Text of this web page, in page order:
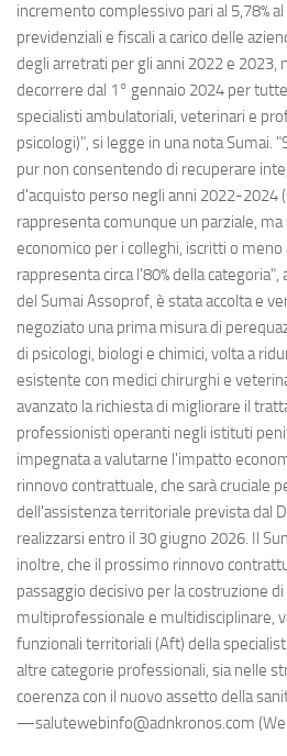
incremento complessivo pari al 5,78%
previdenziali e fiscali a carico delle
degli arretrati per gli anni 2022 e 2023,
decorrere dal 1° gennaio 2024 per
specialisti ambulatoriali, veterinari e
psicologi)", si legge in una nota Sumai.
pur non consentendo di recuperare
d'acquisto perso negli anni 2022-2024
rappresenta comunque un parziale,
economico per i colleghi, iscritti o meno
rappresenta circa l'80% della
del Sumai Assoprof, è stata accolta e
negoziato una prima misura di
di psicologi, biologi e chimici, volta a
esistente con medici chirurghi e
avanzato la richiesta di migliorare il
professionisti operanti negli istituti
impegnata a valutarne l'impatto
rinnovo contrattuale, che sarà cruciale
dell'assistenza territoriale prevista dal
realizzarsi entro il 30 giugno 2026. Il
inoltre, che il prossimo rinnovo
passaggio decisivo per la costruzione
multiprofessionale e multidisciplinare,
funzionali territoriali (Aft) della
altre categorie professionali, sia nelle
coerenza con il nuovo assetto della
—salutewebinfo@adnkronos.com